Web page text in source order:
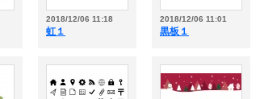
2018/12/06 11:18
虹１
2018/12/06 11:01
黒板１